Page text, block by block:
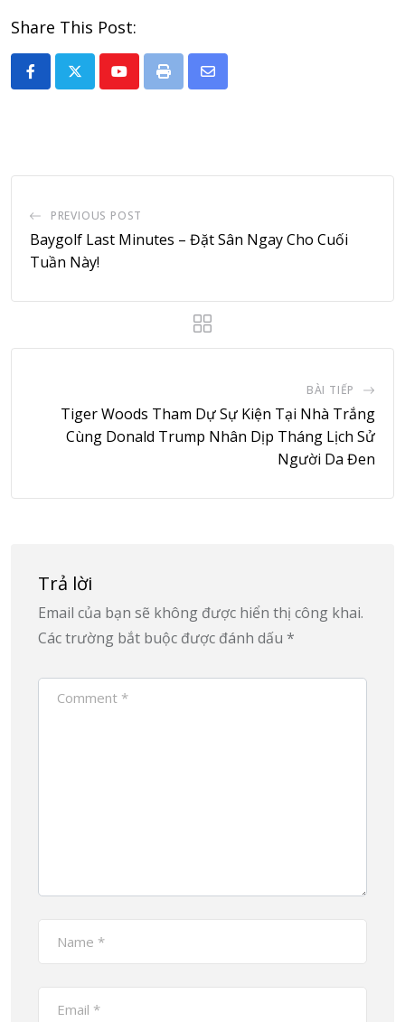
Share This Post:
YoutubePrint
Share
PREVIOUS POST
Baygolf Last Minutes – Đặt Sân Ngay Cho Cuối
Tuần Này!
BÀI TIẾP
Tiger Woods Tham Dự Sự Kiện Tại Nhà Trắng
Cùng Donald Trump Nhân Dịp Tháng Lịch Sử
Người Da Đen
Trả lời
Email của bạn sẽ không được hiển thị công khai.
Các trường bắt buộc được đánh dấu *